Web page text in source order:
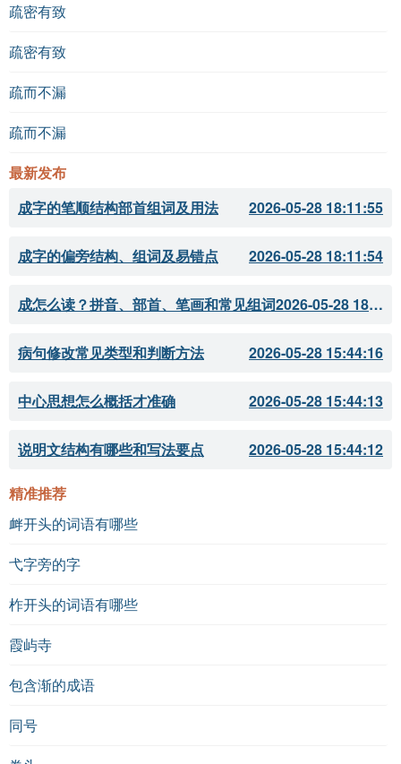
疏密有致
疏密有致
疏而不漏
疏而不漏
最新发布
成字的笔顺结构部首组词及用法
2026-05-28 18:11:55
成字的偏旁结构、组词及易错点 2026-05-28 18:11:54
成怎么读？拼音、部首、笔画和常见组词 2026-05-28 18:11:51
病句修改常见类型和判断方法 2026-05-28 15:44:16
中心思想怎么概括才准确 2026-05-28 15:44:13
说明文结构有哪些和写法要点 2026-05-28 15:44:12
精准推荐
衅开头的词语有哪些
弋字旁的字
柞开头的词语有哪些
霞屿寺
包含渐的成语
同号